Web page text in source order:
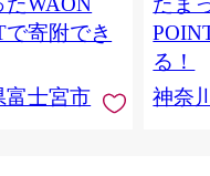
パルプ100％
日用品 消耗
で寄附でき
富士宮市
100％
防災
ペー
川県
トペー
る！
神奈